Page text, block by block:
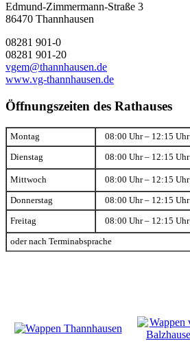
Edmund-Zimmermann-Straße 3
86470 Thannhausen
08281 901-0
08281 901-20
vgem@thannhausen.de
www.vg-thannhausen.de
Öffnungszeiten des Rathauses
Montag 08:00 Uhr – 12:15 Uhr
Dienstag 08:00 Uhr – 12:15 Uhr
Mittwoch 08:00 Uhr – 12:15 Uhr
Donnerstag 08:00 Uhr – 12:15 Uhr
Freitag 08:00 Uhr – 12:15 Uhr
oder nach Terminabsprache